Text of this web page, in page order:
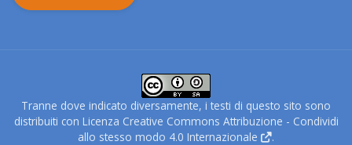
Tranne dove indicato diversamente, i testi di questo sito sono
distribuiti con Licenza Creative Commons Attribuzione - Condividi
allo stesso modo 4.0 Internazionale
.